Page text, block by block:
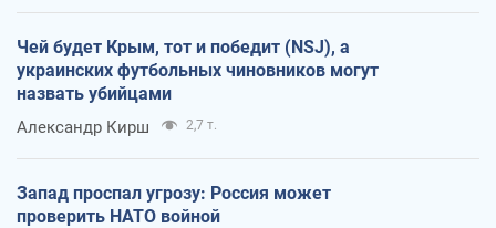
Чей будет Крым, тот и победит (NSJ), а
украинских футбольных чиновников могут
назвать убийцами
Александр Кирш 2,7 т.
Запад проспал угрозу: Россия может
проверить НАТО войной